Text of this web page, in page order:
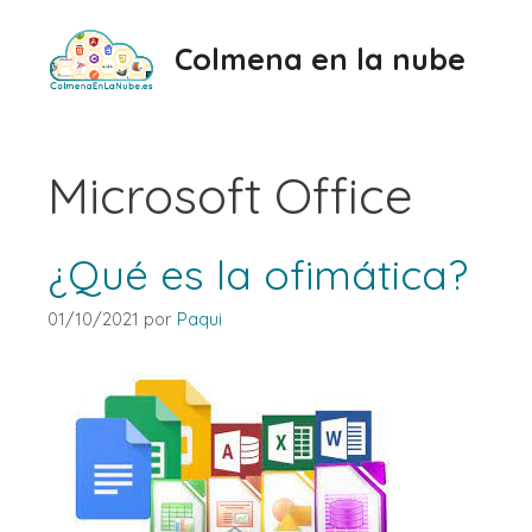
contenido
Colmena en la nube
Microsoft Office
¿Qué es la ofimática?
01/10/2021 por Paqui